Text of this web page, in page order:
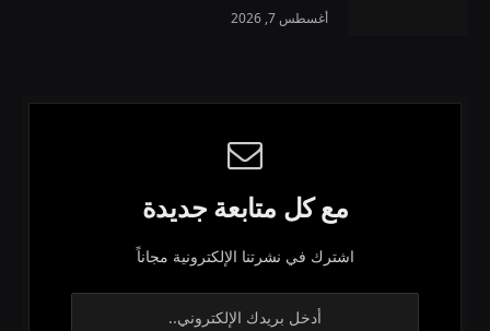
أغسطس 7, 2026
مع كل متابعة جديدة
اشترك في نشرتنا الإلكترونية مجاناً